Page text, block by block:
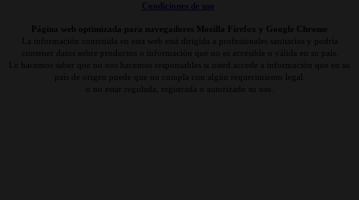
Condiciones de uso
Página web optimizada para navegadores Mozilla Firefox y Google Chrome
La información contenida en esta web está dirigida a profesionales sanitarios y podría
contener datos sobre productos o información que no es accesible o válida en su país.
Le hacemos saber que no nos hacemos responsables si usted accede a información que en su
país de origen puede que no cumpla con algún requerimiento legal,
o no estar regulada, registrada o autorizado su uso.